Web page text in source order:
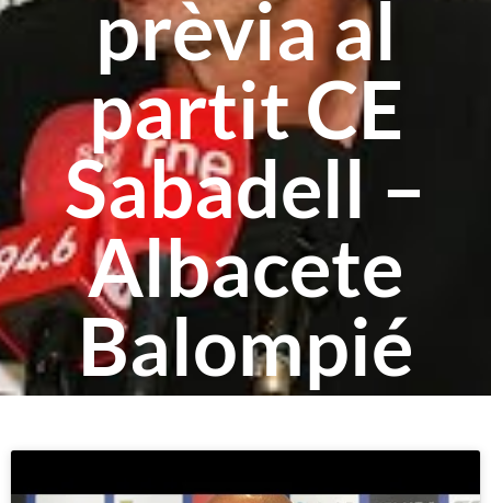
prèvia al
partit CE
Sabadell –
Albacete
Balompié